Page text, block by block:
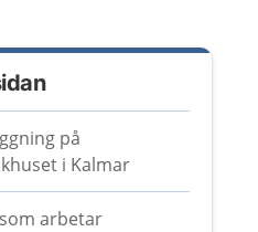
på
i Kalmar
arbetar